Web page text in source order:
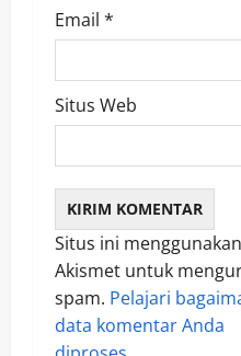
Email *
Situs Web
Situs ini menggunakan
Akismet untuk
spam. Pelajari
data komentar Anda